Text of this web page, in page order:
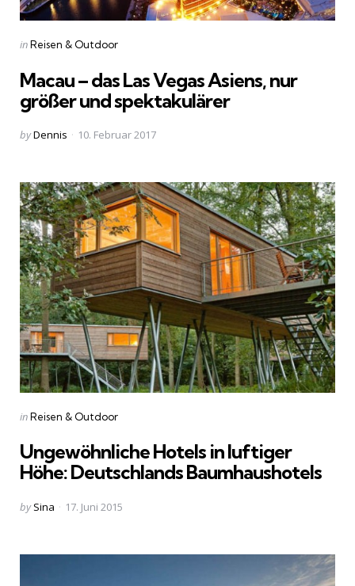
Categories
Posted
inReisen & Outdoor
Macau – das Las Vegas Asiens, nur
größer und spektakulärer
Posted
byDennis 10. Februar 2017
Categories
Posted
inReisen & Outdoor
Ungewöhnliche Hotels in luftiger
Höhe: Deutschlands Baumhaushotels
Posted
by Sina 17. Juni 2015